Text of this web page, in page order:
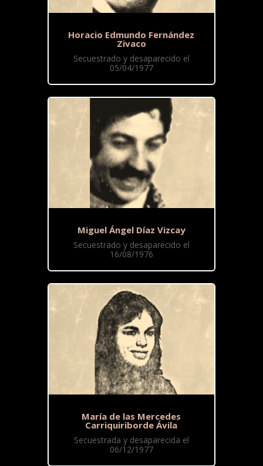
Horacio Edmundo Fernández
Zivaco
Secuestrado y desaparecido el
05/04/1977
Miguel Ángel Díaz Vizcay
Secuestrado y desaparecido el
16/08/1976
María de las Mercedes
Carriquiriborde Ávila
Secuestrada y desaparecida el
06/12/1977